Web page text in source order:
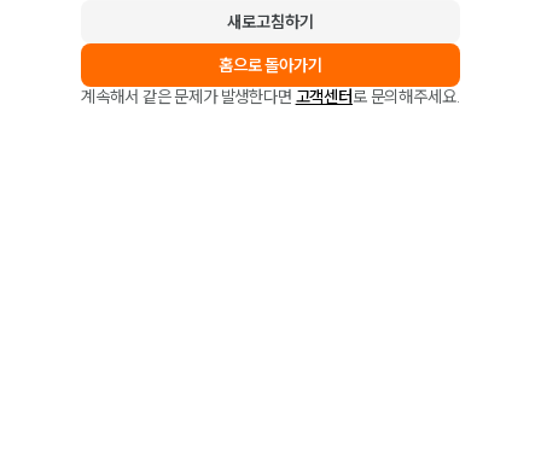
새로고침하기
홈으로 돌아가기
계속해서 같은 문제가 발생한다면 고객센터로 문의해주세요.